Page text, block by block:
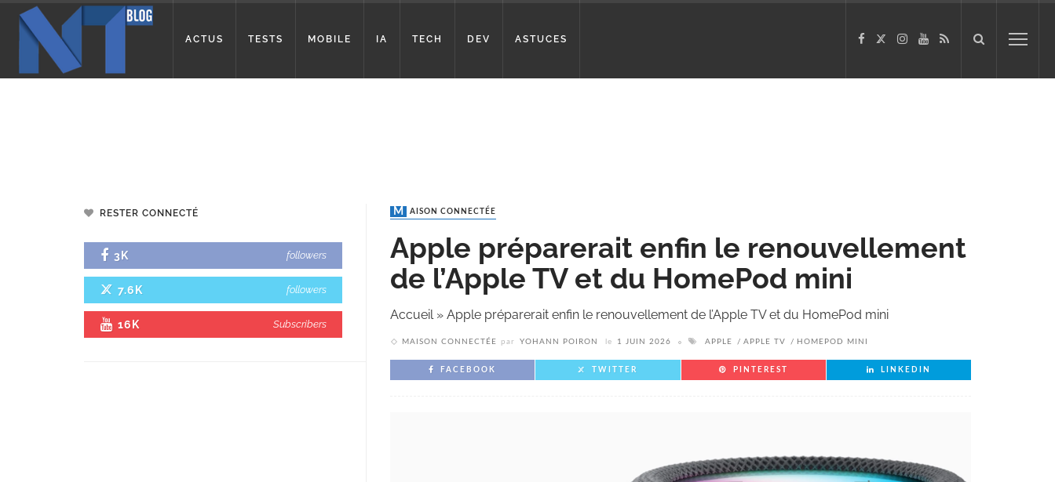
ACTUS TESTS MOBILE IA TECH DEV ASTUCES
MAISON CONNECTÉE
Apple préparerait enfin le renouvellement
de l’Apple TV et du HomePod mini
Accueil» Apple préparerait enfin le renouvellement de l’Apple TV et du HomePod mini
MAISON CONNECTÉE par YOHANN POIRON le 1 JUIN 2026 APPLE APPLE TV HOMEPOD MINI
FACEBOOK TWITTER PINTEREST LINKEDIN
RESTER CONNECTÉ
3K followers
7.6K followers
16K Subscribers